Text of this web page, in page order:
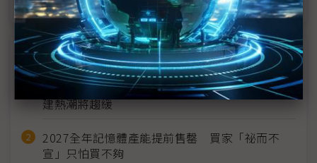
近７天熱門報導
MLCC訂單過熱、出貨比創高 村田示警全球AI基
建熱潮將趨緩
2027全年記憶體產能提前售罄 買家「祕而不
宣」只怕買不夠